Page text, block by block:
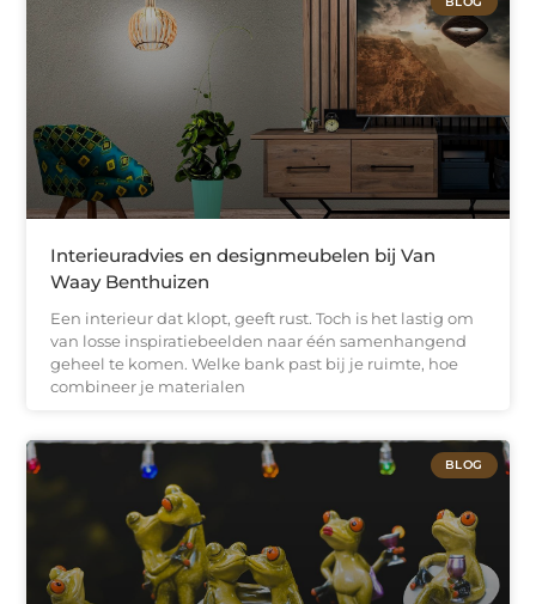
Interieuradvies en designmeubelen bij Van
Waay Benthuizen
Een interieur dat klopt, geeft rust. Toch is het lastig om
van losse inspiratiebeelden naar één samenhangend
geheel te komen. Welke bank past bij je ruimte, hoe
combineer je materialen
BLOG